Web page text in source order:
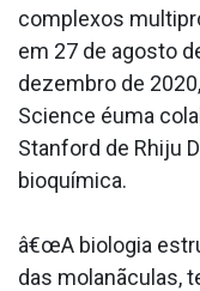
complexos
em 27 de agosto
dezembro de
Science éuma
Stanford de Rhiju
bioquímica.
â€œA biologia
das molanãculas,